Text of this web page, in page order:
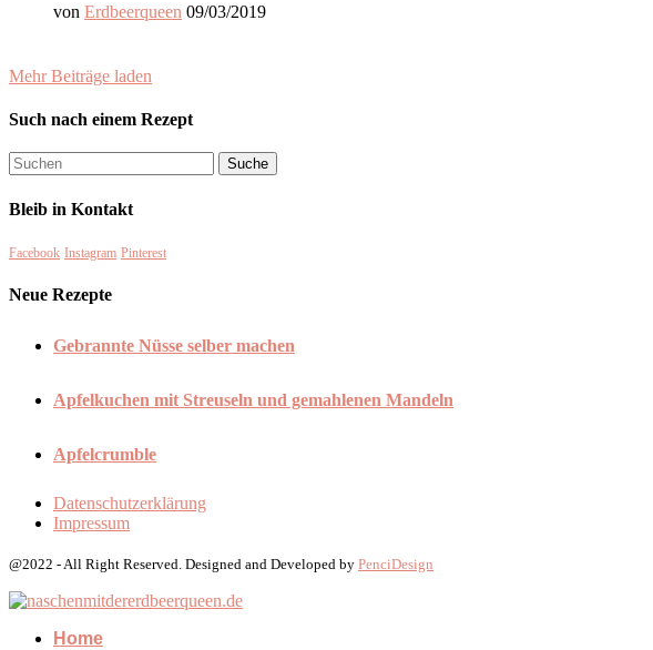
von Erdbeerqueen 09/03/2019
Mehr Beiträge laden
Such nach einem Rezept
Bleib in Kontakt
Facebook Instagram Pinterest
Neue Rezepte
Gebrannte Nüsse selber machen
Apfelkuchen mit Streuseln und gemahlenen Mandeln
Apfelcrumble
Datenschutzerklärung
Impressum
@2022 - All Right Reserved. Designed and Developed by PenciDesign
Home